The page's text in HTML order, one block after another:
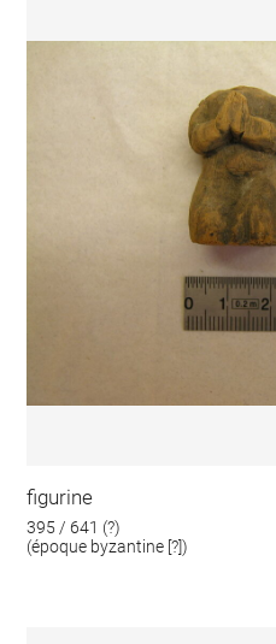
figurine
395 / 641 (?)
(époque byzantine [?])